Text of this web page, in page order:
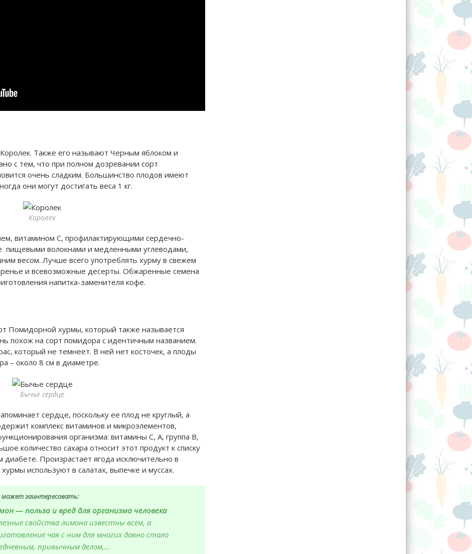
Также его называют Черным яблоком и
с тем, что при полном дозревании сорт
очень сладким. Большинство плодов имеют
они могут достигать веса 1 кг.
Королек
витамином С, профилактирующими сердечно-
пищевыми волокнами и медленными углеводами,
весом. Лучше всего употреблять хурму в свежем
и всевозможные десерты. Обжаренные семена
напитка-заменителя кофе.
Помидорной хурмы, который также называется
похож на сорт помидора с идентичным названием.
который не темнеет. В ней нет косточек, а плоды
– около 8 см в диаметре.
Бычье сердце
сердце, поскольку ее плод не круглый, а
комплекс витаминов и микроэлементов,
организма: витамины С, А, группа В,
количество сахара относит этот продукт к списку
диабете. Произрастает ягода исключительно в
используют в салатах, выпечке и муссах.
может заинтересовать:
— польза и вред для организма человека
свойства лимона известны всем, а
чая с ним для многих давно стало
привычным делом,…